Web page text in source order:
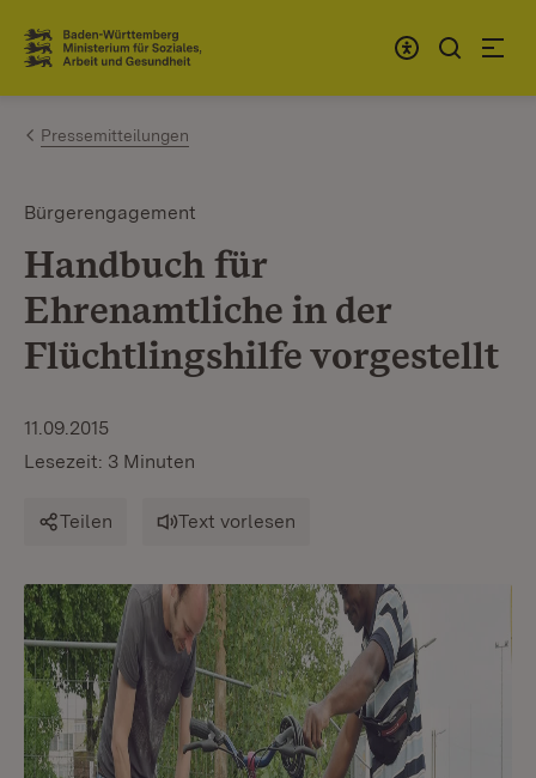
Zum Inhalt springen
Link zur Startseite
Pressemitteilungen
Bürgerengagement
Handbuch für
Ehrenamtliche in der
Flüchtlingshilfe vorgestellt
11.09.2015
Lesezeit: 3 Minuten
Teilen Text vorlesen